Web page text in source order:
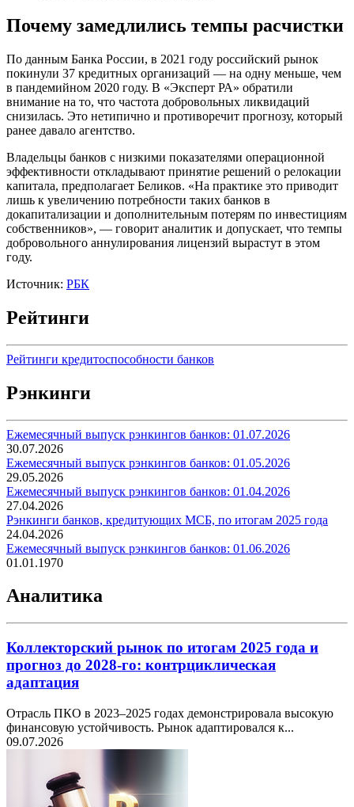
Почему замедлились темпы расчистки
По данным Банка России, в 2021 году российский рынок
покинули 37 кредитных организаций — на одну меньше, чем
в пандемийном 2020 году. В «Эксперт РА» обратили
внимание на то, что частота добровольных ликвидаций
снизилась. Это нетипично и противоречит прогнозу, который
ранее давало агентство.
Владельцы банков с низкими показателями операционной
эффективности откладывают принятие решений о релокации
капитала, предполагает Беликов. «На практике это приводит
лишь к увеличению потребности таких банков в
докапитализации и дополнительным потерям по инвестициям
собственников», — говорит аналитик и допускает, что темпы
добровольного аннулирования лицензий вырастут в этом
году.
Источник: РБК
Рейтинги
Рейтинги кредитоспособности банков
Рэнкинги
Ежемесячный выпуск рэнкингов банков: 01.07.2026
30.07.2026
Ежемесячный выпуск рэнкингов банков: 01.05.2026
29.05.2026
Ежемесячный выпуск рэнкингов банков: 01.04.2026
27.04.2026
Рэнкинги банков, кредитующих МСБ, по итогам 2025 года
24.04.2026
Ежемесячный выпуск рэнкингов банков: 01.06.2026
01.01.1970
Аналитика
Коллекторский рынок по итогам 2025 года и
прогноз до 2028-го: контрциклическая
адаптация
Отрасль ПКО в 2023–2025 годах демонстрировала высокую
финансовую устойчивость. Рынок адаптировался к...
09.07.2026